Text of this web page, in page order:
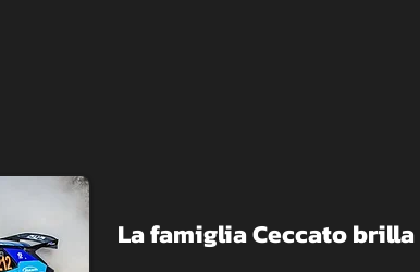
La famiglia Ceccato